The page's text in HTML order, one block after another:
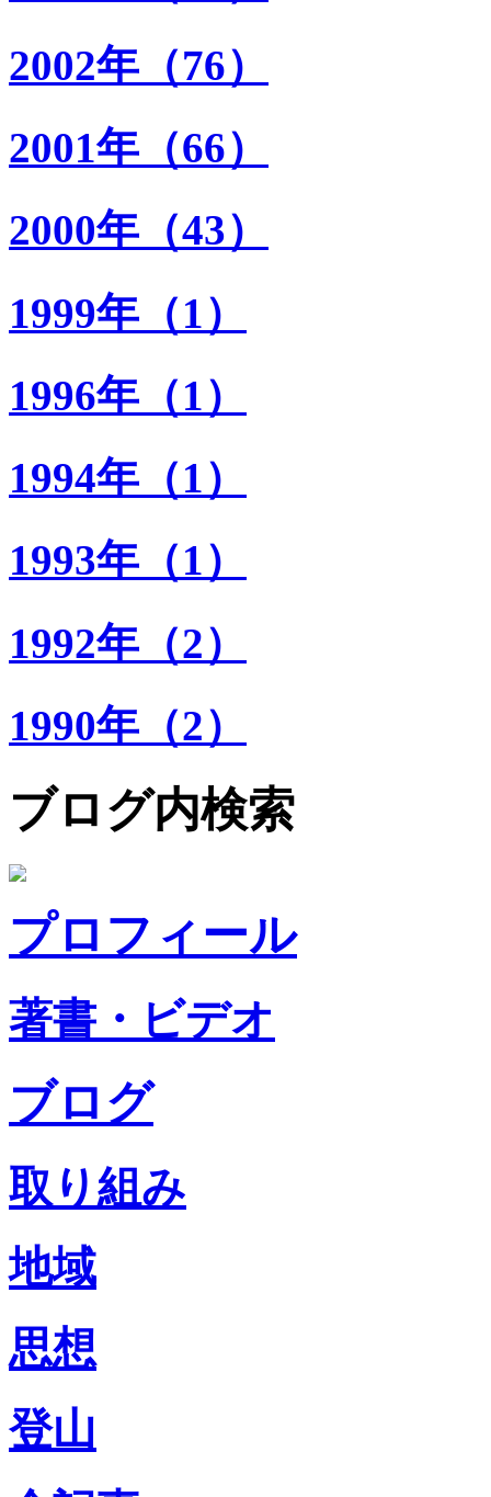
2002年（76）
2001年（66）
2000年（43）
1999年（1）
1996年（1）
1994年（1）
1993年（1）
1992年（2）
1990年（2）
ブログ内検索
プロフィール
著書・ビデオ
ブログ
取り組み
地域
思想
登山